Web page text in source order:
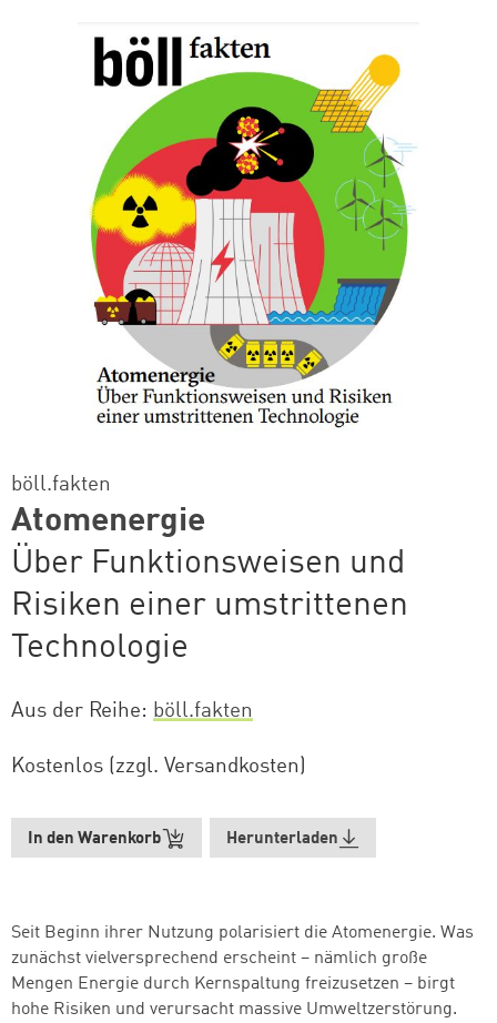
böll.fakten
Atomenergie
Über Funktionsweisen und
Risiken einer umstrittenen
Technologie
Aus der Reihe böll.fakten
Kostenlos (zzgl. Versandkosten)
In den Warenkorb Herunterladen
Seit Beginn ihrer Nutzung polarisiert die Atomenergie. Was
zunächst vielversprechend erscheint – nämlich große
Mengen Energie durch Kernspaltung freizusetzen – birgt
hohe Risiken und verursacht massive Umweltzerstörung.